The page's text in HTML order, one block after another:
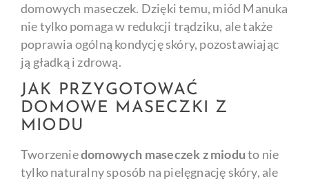
domowych maseczek. Dzięki temu, miód Manuka
nie tylko pomaga w redukcji trądziku, ale także
poprawia ogólną kondycję skóry, pozostawiając
ją gładką i zdrową.
JAK PRZYGOTOWAĆ
DOMOWE MASECZKI Z
MIODU
Tworzeniedomowych maseczek z mioduto nie
tylko naturalny sposób na pielęgnację skóry, ale